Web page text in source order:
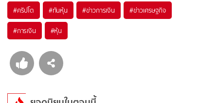
#คริปโต #ทันหุ้น #ข่าวการเงิน #ข่าวเศรษฐกิจ
#การเงิน #หุ้น